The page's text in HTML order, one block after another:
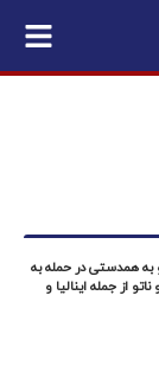
به همدستی در حمله به
از جمله اینالیا و